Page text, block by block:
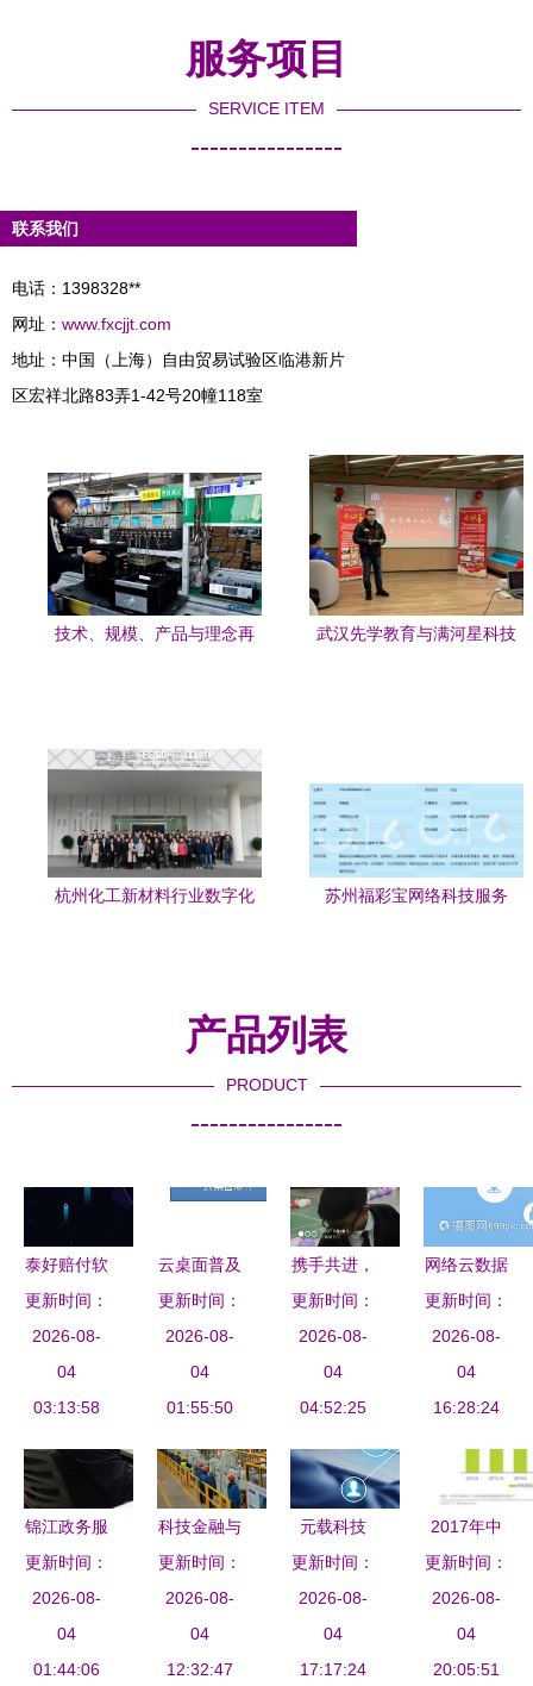
服务项目
SERVICE ITEM
----------------
联系我们
电话：1398328**
网址： www.fxcjjt.com
地址：中国（上海）自由贸易试验区临港新片
区宏祥北路83弄1-42号20幢118室
技术、规模、产品与理念再
武汉先学教育与满河星科技
杭州化工新材料行业数字化
苏州福彩宝网络科技服务
产品列表
PRODUCT
----------------
泰好赔付软
上云，焕新
推动数字技
术服务保险
理赔网络基
更新时间：
2026-08-
04
03:13:58
云桌面普及
的隐性与显
性障碍 为
什么很多人
尚未选择
更新时间：
2026-08-
04
01:55:50
携手共进，
扬帆起航
——软件与
信息服务、
信息安全与
业新老生交
流会圆满落
幕
更新时间：
2026-08-
04
04:52:25
网络云数据
与信息技术
咨询服务
数字化转型
的双翼驱动
更新时间：
2026-08-
04
16:28:24
锦江政务服
务技能大比
拼 信息技
术咨询服务
专项竞赛正
更新时间：
2026-08-
04
01:44:06
科技金融与
信息技术咨
询服务 谱
写服务能力
增强大文
更新时间：
2026-08-
04
12:32:47
元载科技
TON319 解
码互联网网
络技术服务
新概念
更新时间：
2026-08-
04
17:17:24
2017年中
国移动应用
安全服务行
业白皮书
网络技术服
更新时间：
2026-08-
04
20:05:51